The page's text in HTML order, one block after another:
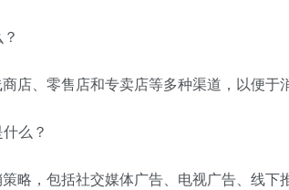
店、零售店和专卖店等多种渠道，以便于
么？
略，包括社交媒体广告、电视广告、线